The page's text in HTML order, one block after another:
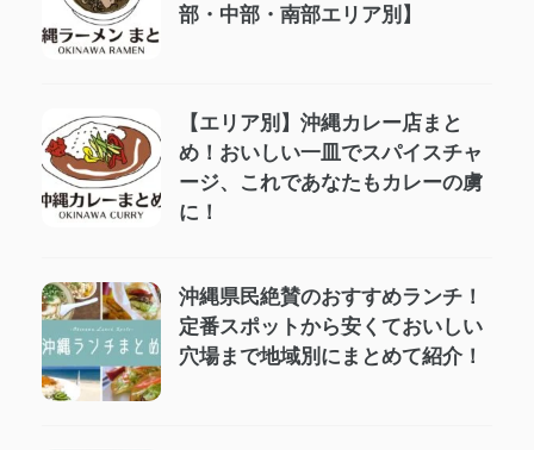
部・中部・南部エリア別】
【エリア別】沖縄カレー店まと
め！おいしい一皿でスパイスチャ
ージ、これであなたもカレーの虜
に！
沖縄県民絶賛のおすすめランチ！
定番スポットから安くておいしい
穴場まで地域別にまとめて紹介！